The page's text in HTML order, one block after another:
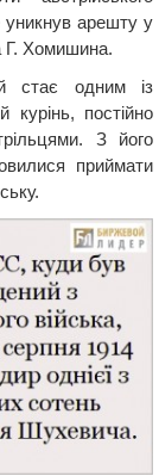
арешту у
Г. Хомишина.
стає одним із
курінь, постійно
З його
приймати